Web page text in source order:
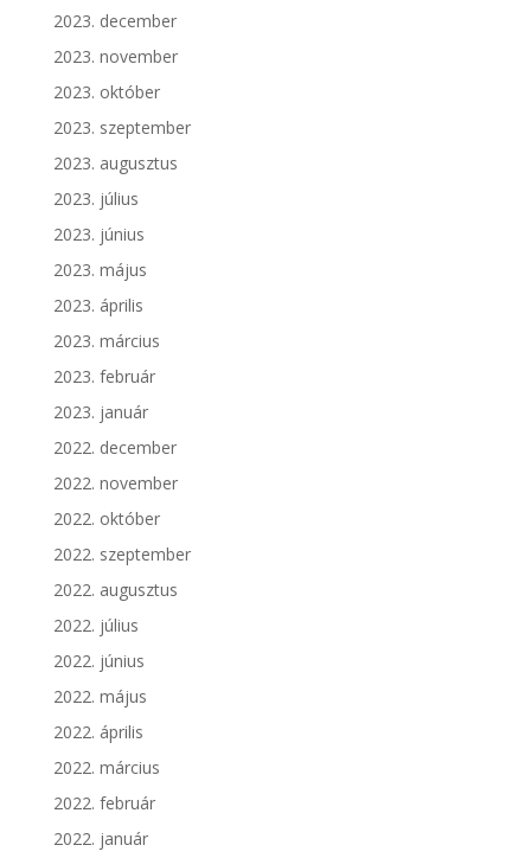
2023. december
2023. november
2023. október
2023. szeptember
2023. augusztus
2023. július
2023. június
2023. május
2023. április
2023. március
2023. február
2023. január
2022. december
2022. november
2022. október
2022. szeptember
2022. augusztus
2022. július
2022. június
2022. május
2022. április
2022. március
2022. február
2022. január